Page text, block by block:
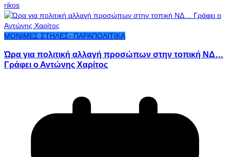
rikos
ΜΟΝΙΜΕΣ ΣΤΗΛΕΣ- ΠΑΡΑΠΟΛΙΤΙΚΑ
Ώρα για πολιτική αλλαγή προσώπων στην τοπική ΝΔ…
Γράφει ο Αντώνης Χαρίτος